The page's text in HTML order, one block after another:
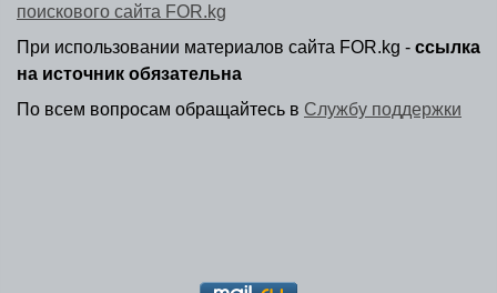
поискового сайта FOR.kg
При использовании материалов сайта FOR.kg - ссылка
на источник обязательна
По всем вопросам обращайтесь в Службу поддержки